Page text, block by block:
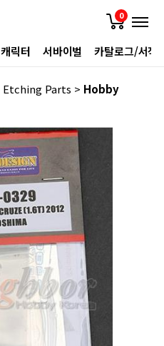
0
캐릭터 서바이벌 카탈로그/서적
Etching Parts > Hobby